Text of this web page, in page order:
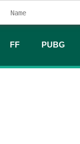
FF PUBG